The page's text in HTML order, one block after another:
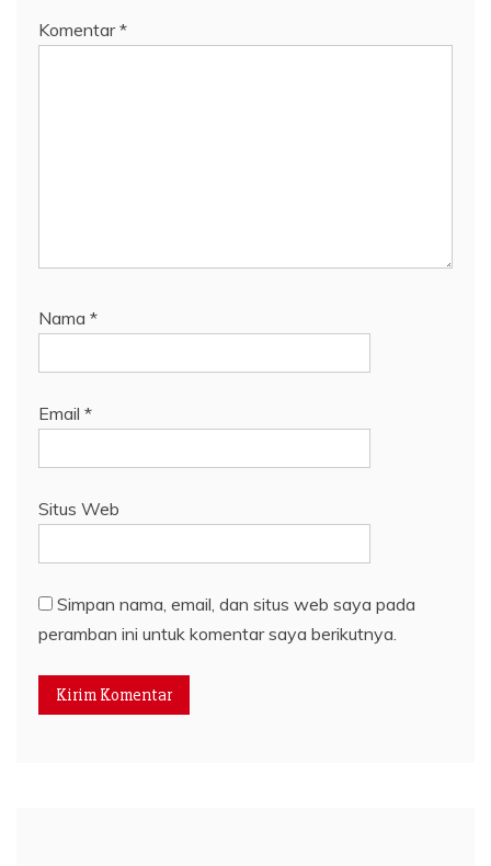
Komentar*
Nama *
Email *
Situs Web
Simpan nama, email, dan situs web saya pada
peramban ini untuk komentar saya berikutnya.